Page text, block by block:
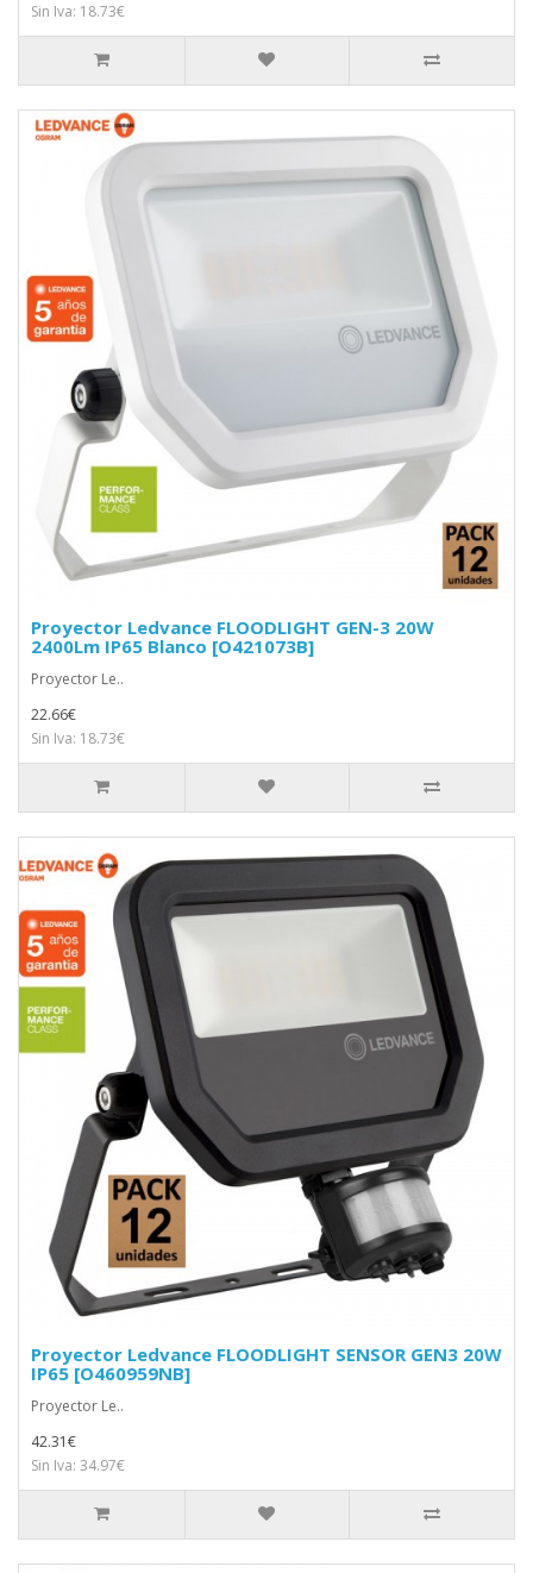
Sin Iva: 18.73€
Proyector Ledvance FLOODLIGHT GEN-3 20W
2400Lm IP65 Blanco [O421073B]
Proyector Le..
22.66€
Sin Iva: 18.73€
Proyector Ledvance FLOODLIGHT SENSOR GEN3 20W
IP65 [O460959NB]
Proyector Le..
42.31€
Sin Iva: 34.97€